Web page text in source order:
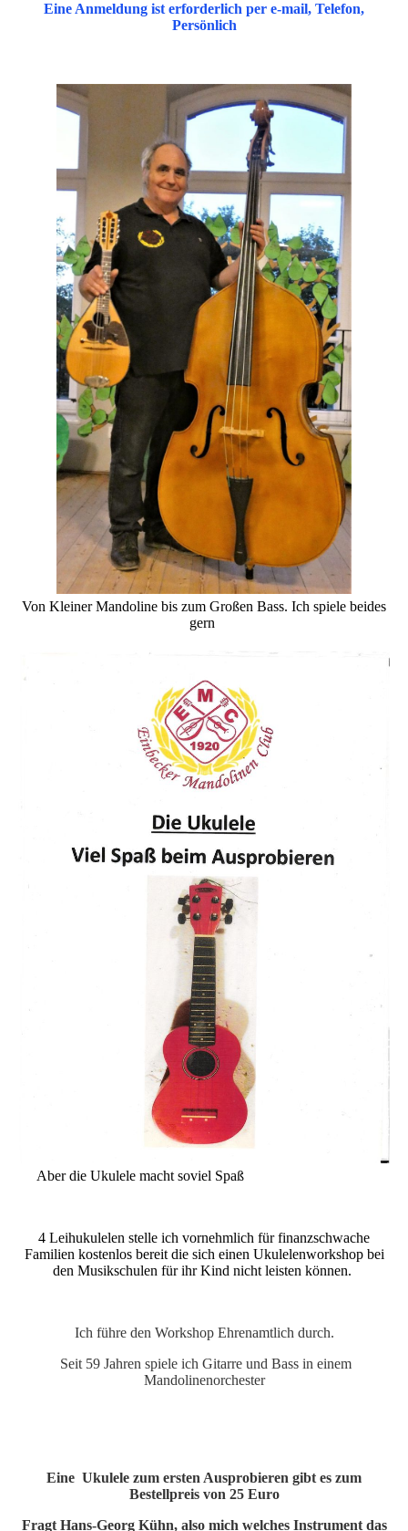
Eine Anmeldung ist erforderlich per e-mail, Telefon,
Persönlich
Von Kleiner Mandoline bis zum Großen Bass. Ich spiele beides
gern
Aber die Ukulele macht soviel Spaß
4 Leihukulelen stelle ich vornehmlich für finanzschwache
Familien kostenlos bereit die sich einen Ukulelenworkshop bei
den Musikschulen für ihr Kind nicht leisten können.
Ich führe den Workshop Ehrenamtlich durch.
Seit 59 Jahren spiele ich Gitarre und Bass in einem
Mandolinenorchester
Eine Ukulele zum ersten Ausprobieren gibt es zum
Bestellpreis von 25 Euro
Fragt Hans-Georg Kühn, also mich welches Instrument das